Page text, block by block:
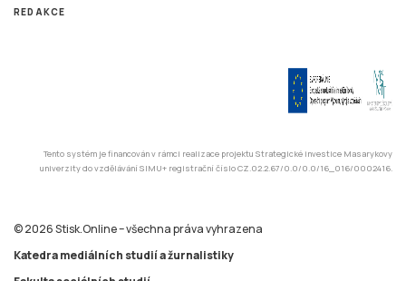
REDAKCE
Tento systém je financován v rámci realizace projektu Strategické investice Masarykovy
univerzity do vzdělávání SIMU+ registrační číslo CZ.02.2.67/0.0/0.0/16_016/0002416.
© 2026 Stisk.Online – všechna práva vyhrazena
Katedra mediálních studií a žurnalistiky